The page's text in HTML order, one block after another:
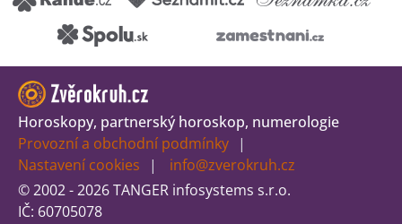
Horoskopy, partnerský horoskop, numerologie
Provozní a obchodní podmínky
Nastavení cookies
info@zverokruh.cz
© 2002 - 2026 TANGER infosystems s.r.o.
IČ: 60705078